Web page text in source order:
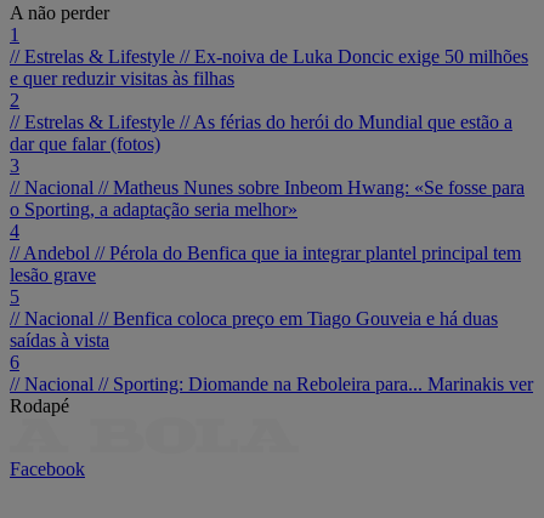
A não perder
1
// Estrelas & Lifestyle //Ex-noiva de Luka Doncic exige 50 milhões
e quer reduzir visitas às filhas
2
// Estrelas & Lifestyle //As férias do herói do Mundial que estão a
dar que falar (fotos)
3
// Nacional //Matheus Nunes sobre Inbeom Hwang: «Se fosse para
o Sporting, a adaptação seria melhor»
4
// Andebol //Pérola do Benfica que ia integrar plantel principal tem
lesão grave
5
// Nacional //Benfica coloca preço em Tiago Gouveia e há duas
saídas à vista
6
// Nacional // Sporting: Diomande na Reboleira para... Marinakis ver
Rodapé
Facebook